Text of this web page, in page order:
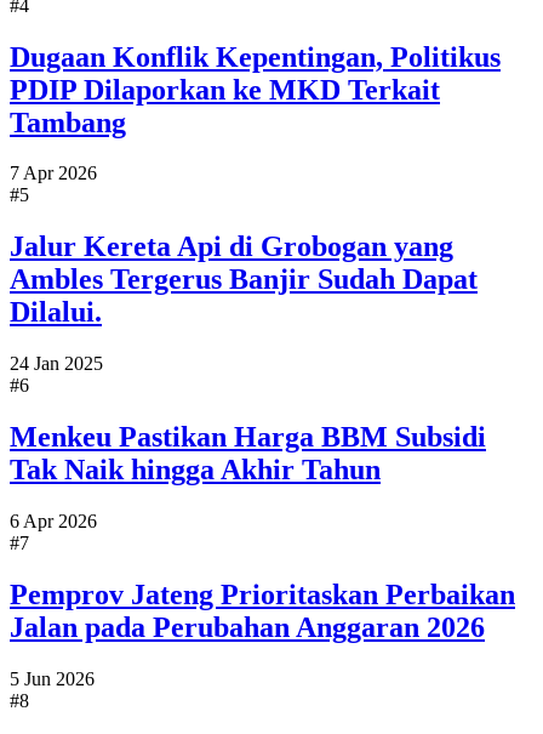
#4
Dugaan Konflik Kepentingan, Politikus
PDIP Dilaporkan ke MKD Terkait
Tambang
7 Apr 2026
#5
Jalur Kereta Api di Grobogan yang
Ambles Tergerus Banjir Sudah Dapat
Dilalui.
24 Jan 2025
#6
Menkeu Pastikan Harga BBM Subsidi
Tak Naik hingga Akhir Tahun
6 Apr 2026
#7
Pemprov Jateng Prioritaskan Perbaikan
Jalan pada Perubahan Anggaran 2026
5 Jun 2026
#8